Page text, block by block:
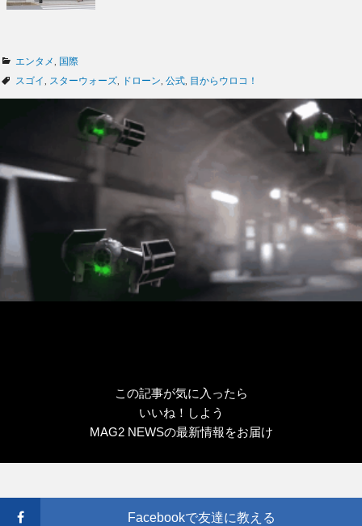
カ
テ
エンタメ, 国際
タ
スゴイ, スターウォーズ, ドローン, 公式, 目からウロコ！
この記事が気に入ったら
いいね！しよう
MAG2 NEWSの最新情報をお届け
Facebookで友達に教える